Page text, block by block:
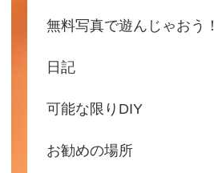
無料写真で遊んじゃおう！
日記
可能な限りDIY
お勧めの場所